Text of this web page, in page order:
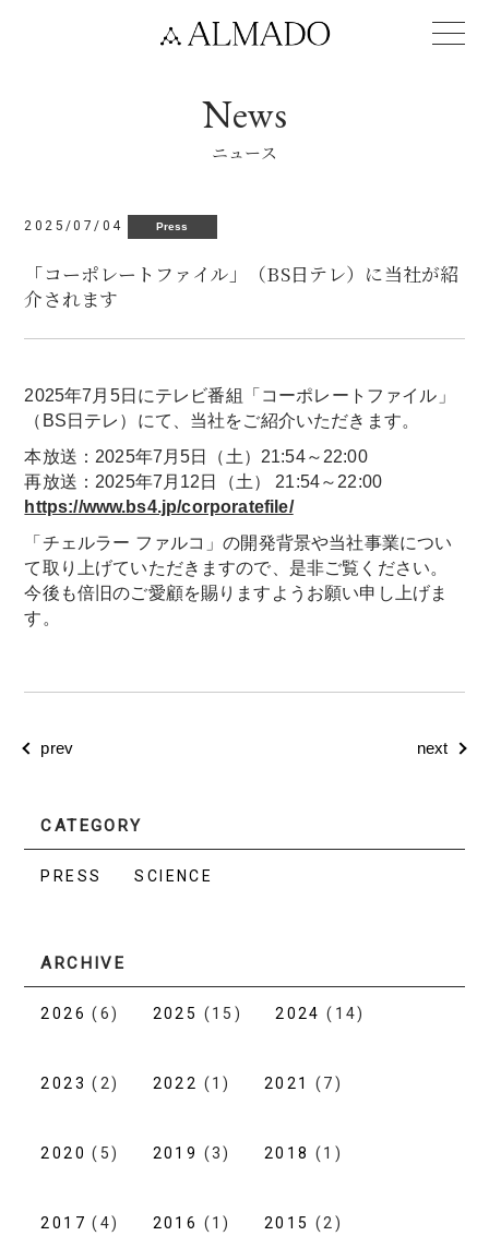
News
ニュース
2025/07/04 Press
「コーポレートファイル」（BS日テレ）に当社が紹
介されます
2025年7月5日にテレビ番組「コーポレートファイル」
（BS日テレ）にて、当社をご紹介いただきます。
本放送：2025年7月5日（土）21:54～22:00
再放送：2025年7月12日（土） 21:54～22:00
https://www.bs4.jp/corporatefile/
「チェルラー ファルコ」の開発背景や当社事業につい
て取り上げていただきますので、是非ご覧ください。
今後も倍旧のご愛顧を賜りますようお願い申し上げま
す。
prev next
CATEGORY
PRESS SCIENCE
ARCHIVE
2026 (6) 2025 (15) 2024 (14)
2023 (2) 2022 (1) 2021 (7)
2020 (5) 2019 (3) 2018 (1)
2017 (4) 2016 (1) 2015 (2)